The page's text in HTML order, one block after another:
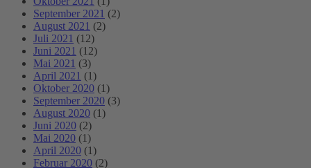
September 2021 (2)
August 2021 (2)
Juli 2021 (12)
Juni 2021 (12)
Mai 2021 (3)
April 2021 (1)
Oktober 2020 (1)
September 2020 (3)
August 2020 (1)
Juni 2020 (2)
Mai 2020 (1)
April 2020 (1)
Februar 2020 (2)